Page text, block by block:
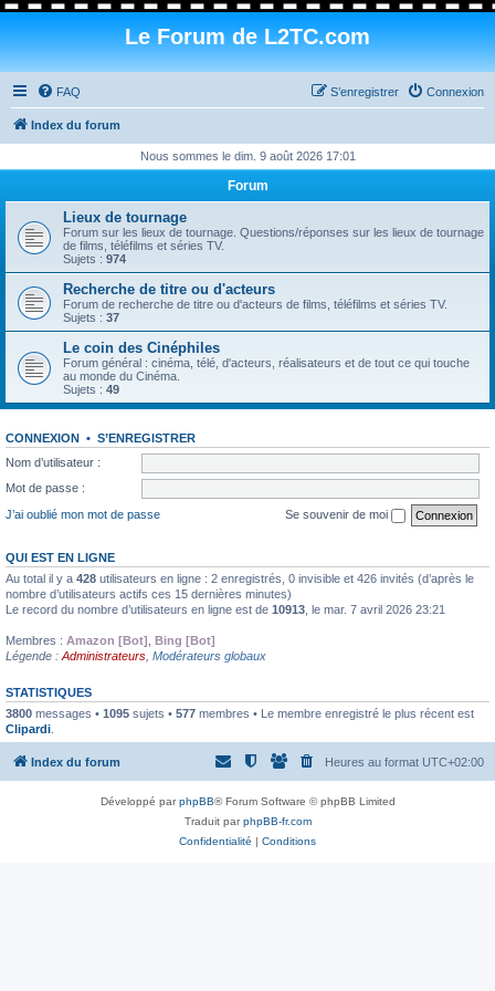
Le Forum de L2TC.com
FAQ Connexion
S’enregistrer
Index du forum
Nous sommes le dim. 9 août 2026 17:01
Forum
Lieux de tournage
Forum sur les lieux de tournage. Questions/réponses sur les lieux de tournage
de films, téléfilms et séries TV.
Sujets : 974
Recherche de titre ou d'acteurs
Forum de recherche de titre ou d'acteurs de films, téléfilms et séries TV.
Sujets : 37
Le coin des Cinéphiles
Forum général : cinéma, télé, d'acteurs, réalisateurs et de tout ce qui touche
au monde du Cinéma.
Sujets : 49
CONNEXION • S’ENREGISTRER
Nom d’utilisateur :
Mot de passe :
J’ai oublié mon mot de passe
Se souvenir de moi
QUI EST EN LIGNE
Au total il y a 428 utilisateurs en ligne : 2 enregistrés, 0 invisible et 426 invités (d’après le
nombre d’utilisateurs actifs ces 15 dernières minutes)
Le record du nombre d’utilisateurs en ligne est de 10913 , le mar. 7 avril 2026 23:21
Membres : Amazon [Bot] Bing [Bot]
Légende : Administrateurs Modérateurs globaux
STATISTIQUES
3800 messages • 1095 sujets • 577 membres • Le membre enregistré le plus récent est
Clipardi
Index du forum Heures au format UTC+02:00
Développé parphpBB® Forum Software © phpBB Limited
Traduit parphpBB-fr.com
Confidentialité | Conditions